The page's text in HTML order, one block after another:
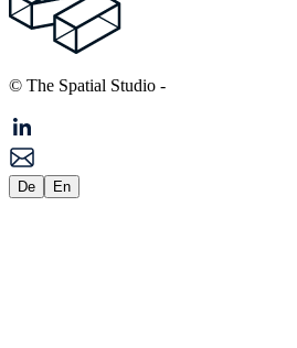
© The Spatial Studio -
De En